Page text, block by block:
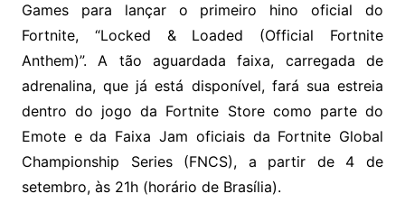
Games para lançar o primeiro hino oficial do
Fortnite, “Locked & Loaded (Official Fortnite
Anthem)”. A tão aguardada faixa, carregada de
adrenalina, que já está disponível, fará sua estreia
dentro do jogo da Fortnite Store como parte do
Emote e da Faixa Jam oficiais da Fortnite Global
Championship Series (FNCS), a partir de 4 de
setembro, às 21h (horário de Brasília).